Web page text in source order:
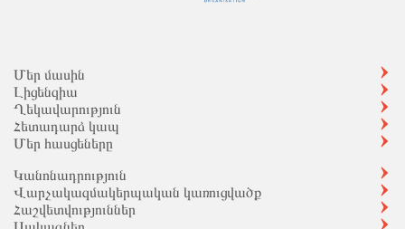
Մեր մասին
Լիցենզիա
Ղեկավարություն
Հետադարձ կապ
Մեր հասցեները
Կանոնադրություն
Վարչակազմակերպական կառուցվածք
Հաշվետվություններ